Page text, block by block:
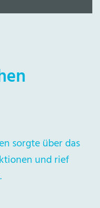
sorgte über das
und rief